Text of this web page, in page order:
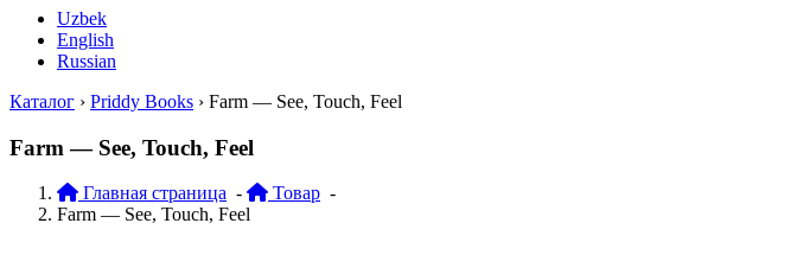
Uzbek
English
Russian
Каталог › Priddy Books › Farm — See, Touch, Feel
Farm — See, Touch, Feel
Главная страница - Товар -
Farm — See, Touch, Feel